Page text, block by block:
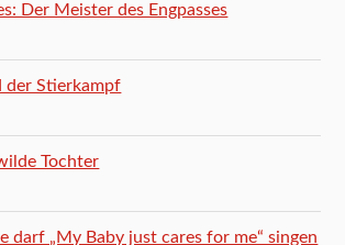
Der Meister des Engpasses
der Stierkampf
Tochter
darf „My Baby just cares for me“ singen